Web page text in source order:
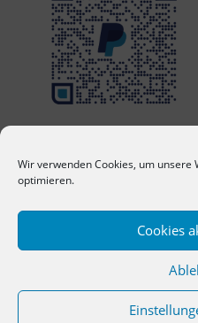
Wir verwenden Cookies, um unsere
optimieren.
Cookies